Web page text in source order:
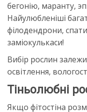
бегонію, маранту,
Найулюбленіші
філодендрони,
заміокулькаси!
Вибір рослин
освітлення,
Тіньолюбні
Якщо фітостіна